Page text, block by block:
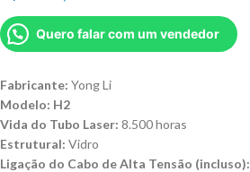
Quero falar com um vendedor
Fabricante: Yong Li
Modelo: H2
Vida do Tubo Laser: 8.500 horas
Estrutural: Vidro
Ligação do Cabo de Alta Tensão (incluso):